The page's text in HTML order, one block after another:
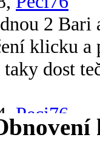
2 Bari
klicku a
dost
Peci76
bych se